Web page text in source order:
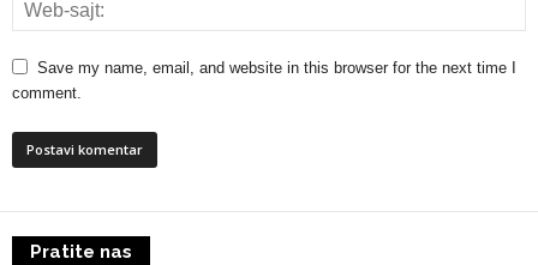
Save my name, email, and website in this browser for the next time I
comment.
Pratite nas